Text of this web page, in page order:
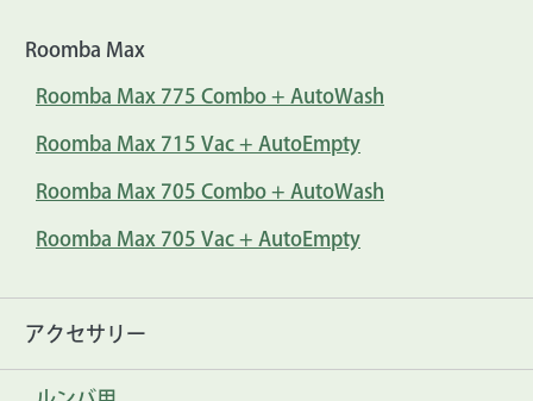
Roomba Max
Roomba Max 775 Combo + AutoWash
Roomba Max 715 Vac + AutoEmpty
Roomba Max 705 Combo + AutoWash
Roomba Max 705 Vac + AutoEmpty
アクセサリー